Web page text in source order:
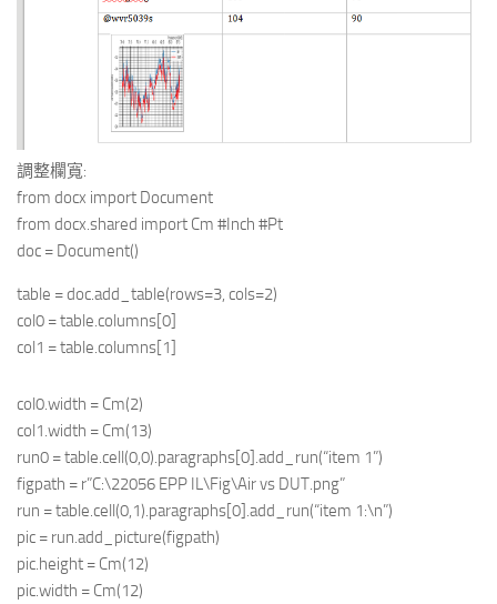
調整欄寬:
from docx import Document
from docx.shared import Cm #Inch #Pt
doc = Document()
table = doc.add_table(rows=3, cols=2)
col0 = table.columns[0]
col1 = table.columns[1]
col0.width = Cm(2)
col1.width = Cm(13)
run0 = table.cell(0,0).paragraphs[0].add_run(“item 1”)
figpath = r”C:\22056 EPP IL\Fig\Air vs DUT.png”
run = table.cell(0,1).paragraphs[0].add_run(“item 1:\n”)
pic = run.add_picture(figpath)
pic.height = Cm(12)
pic.width = Cm(12)